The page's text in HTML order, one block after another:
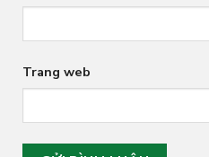
Trang web